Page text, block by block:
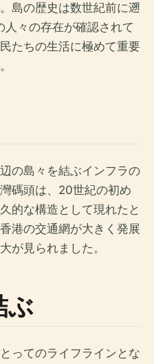
島の歴史は数世紀前に遡
々の存在が確認されて
たちの生活に極めて重要
の島々を結ぶインフラの
碼頭は、20世紀の初め
的な構造として現れたと
港の交通網が大きく発展
が見られました。
ぶ
ってのライフラインとな